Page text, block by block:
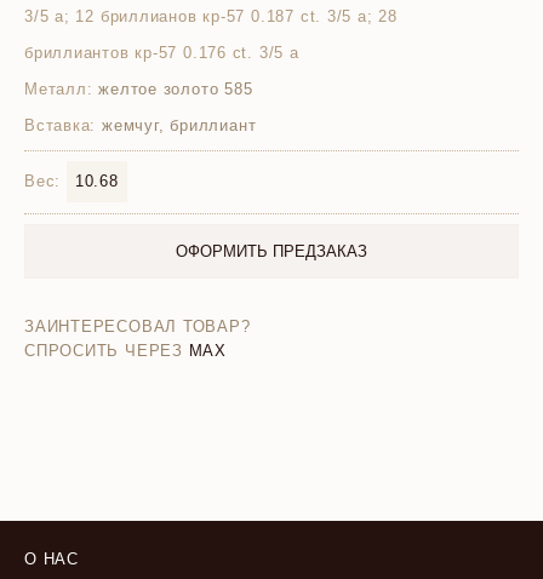
3/5 а; 12 бриллианов кр-57 0.187 ct. 3/5 а; 28
бриллиантов кр-57 0.176 ct. 3/5 а
Металл: желтое золото 585
Вставка: жемчуг, бриллиант
Вес: 10.68
ОФОРМИТЬ ПРЕДЗАКАЗ
ЗАИНТЕРЕСОВАЛ ТОВАР?
СПРОСИТЬ ЧЕРЕЗ MAX
О НАС